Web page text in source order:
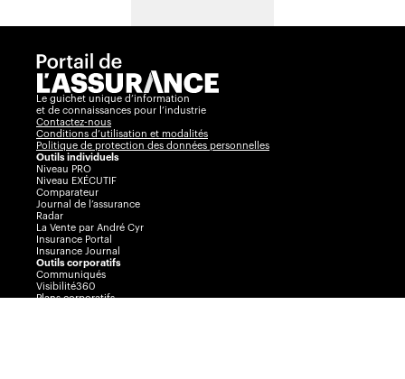
Le guichet unique d’information
et de connaissances pour l’industrie
Contactez-nous
Conditions d’utilisation et modalités
Politique de protection des données personnelles
Outils individuels
Niveau PRO
Niveau EXÉCUTIF
Comparateur
Journal de l’assurance
Radar
La Vente par André Cyr
Insurance Portal
Insurance Journal
Outils corporatifs
Communiqués
Visibilité360
Plans corporatifs